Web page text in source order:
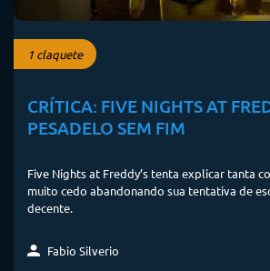
1 claquete
CRÍTICA: FIVE NIGHTS AT
PESADELO SEM FIM
Five Nights at Freddy’s tenta explicar tanta
muito cedo abandonando sua tentativa de
decente.
Fabio Silverio